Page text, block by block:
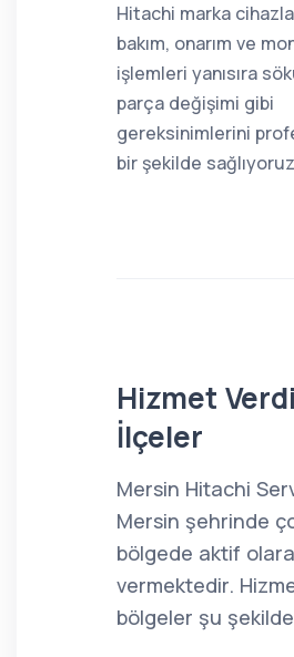
Hitachi marka
bakım, onarım ve
işlemleri yanısıra
parça değişimi gibi
gereksinimlerini
bir şekilde
Hizmet
İlçeler
Mersin Hitachi
Mersin şehrinde
bölgede aktif
vermektedir.
bölgeler şu